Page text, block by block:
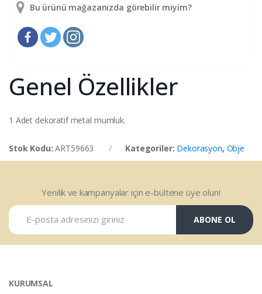
Bu ürünü mağazanızda görebilir miyim?
Genel Özellikler
1 Adet dekoratif metal mumluk.
Stok Kodu:ART59663 Kategoriler: Dekorasyon, Obje
Yenilik ve kampanyalar için e-bültene üye olun!
ABONE OL
KURUMSAL